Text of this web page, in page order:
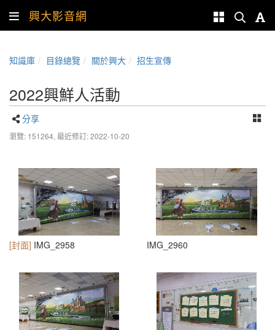
興大影音網
知識庫 目錄總覽 關於興大 招生宣傳
2022興鮮人活動
分享
瀏覽: 151264, 最近修訂: 2022-10-20
[封面] IMG_2958 IMG_2960